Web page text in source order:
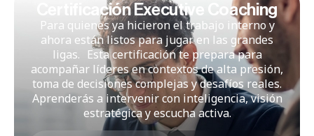
​​Certificación Executive Coaching
Para quienes ya hicieron el trabajo interno y
ahora están listos para jugar en las grandes
ligas. Esta certificación te prepara para
acompañar líderes en contextos de alta presión,
toma de decisiones complejas y desafíos reales.
Aprenderás a intervenir con inteligencia, visión
estratégica y escucha activa.